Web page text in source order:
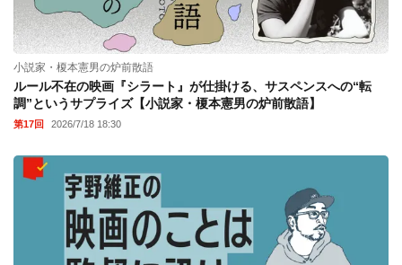
小説家・榎本憲男の炉前散語
ルール不在の映画『シラート』が仕掛ける、サスペンスへの“転
調”というサプライズ【小説家・榎本憲男の炉前散語】
第17回 2026/7/18 18:30